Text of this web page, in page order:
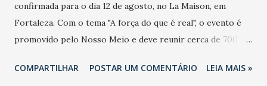
confirmada para o dia 12 de agosto, no La Maison, em
Fortaleza. Com o tema "A força do que é real", o evento é
promovido pelo Nosso Meio e deve reunir cerca de 700
e lideranças do Mercado Nacional. Desde 2022, o NM2B
COMPARTILHAR POSTAR UM COMENTÁRIO LEIA MAIS »